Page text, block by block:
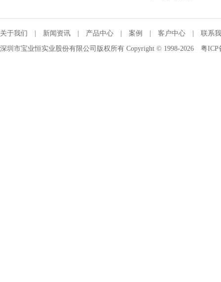
关于我们 新闻资讯 产品中心 案例 客户中心 联系
深圳市宝业恒实业股份有限公司版权所有 Copyright © 1998-2026 粤ICP